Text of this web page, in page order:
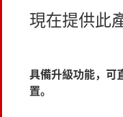
現在提供此
具備升級功能，可
置。